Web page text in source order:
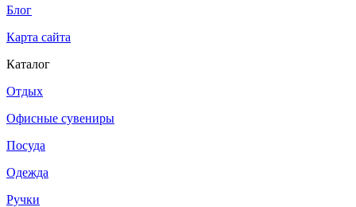
Блог
Карта сайта
Каталог
Отдых
Офисные сувениры
Посуда
Одежда
Ручки